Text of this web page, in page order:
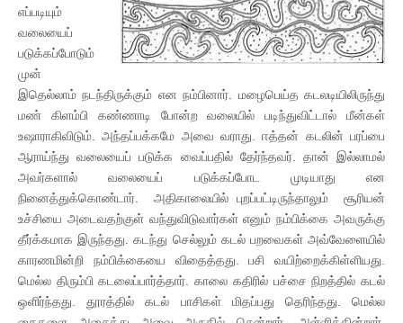
எப்படியும்
வலையைப்
படுக்கப்போடும்
முன்
இதெல்லாம் நடந்திருக்கும் என நம்பினார். மழைபெய்த கடலடியிலிருந்து
மண் கிளம்பி கண்ணாடி போன்ற வலையில் படிந்துவிட்டால் மீன்கள்
உஷாராகிவிடும். அந்தப்பக்கமே அவை வராது. ஈத்தன் கடலின் பரப்பை
ஆராய்ந்து வலையைப் படுக்க வைப்பதில் தேர்ந்தவர். தான் இல்லாமல்
அவர்களால் வலையைப் படுக்கப்போட முடியாது என
நினைத்துக்கொண்டார். அதிகாலையில் புறப்பட்டிருந்தாலும் சூரியன்
உச்சியை அடைவதற்குள் வந்துவிடுவார்கள் எனும் நம்பிக்கை அவருக்கு
தீர்க்கமாக இருந்தது. கடந்து செல்லும் கடல் பறவைகள் அவ்வேளையில்
காரணமின்றி நம்பிக்கையை விதைத்தது. பசி வயிற்றைக்கிள்ளியது.
மெல்ல திரும்பி கடலைப்பார்த்தார். காலை கதிரில் பச்சை நிறத்தில் கடல்
ஒளிர்ந்தது. தூரத்தில் கடல் பாசிகள் மிதப்பது தெரிந்தது. மெல்ல